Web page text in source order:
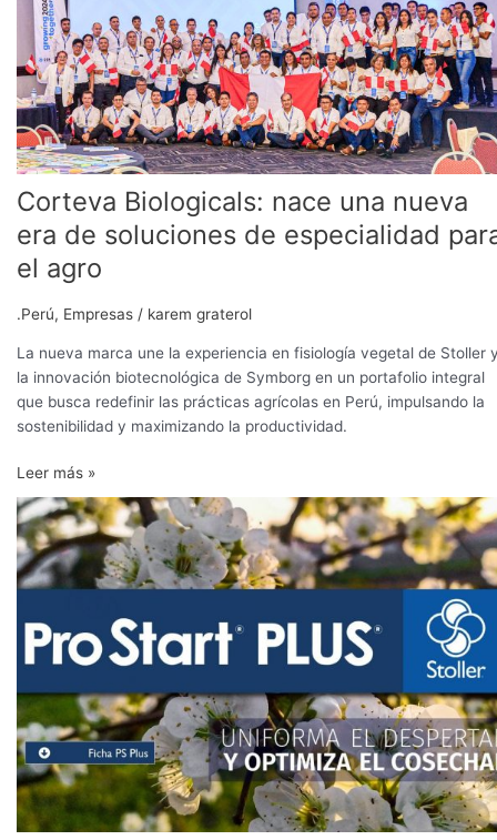
Corteva Biologicals: nace una nueva
era de soluciones de especialidad
el agro
.Perú, Empresas / karem graterol
La nueva marca une la experiencia en fisiología vegetal de Stoller
la innovación biotecnológica de Symborg en un portafolio integral
que busca redefinir las prácticas agrícolas en Perú, impulsando la
sostenibilidad y maximizando la productividad.
nace
una
nueva
era
de
soluciones
de
para
el
agro
Leer más »
Las
ventajas
de
ser
primer
homogeneizador
mercado